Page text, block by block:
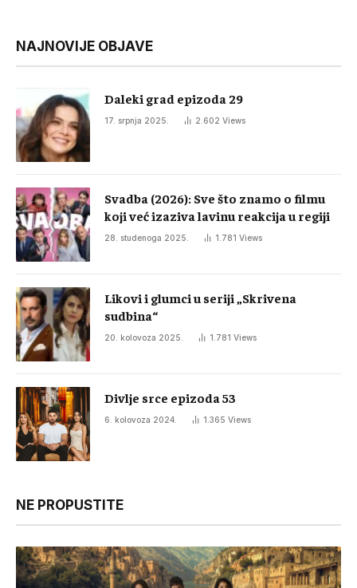
NAJNOVIJE OBJAVE
Daleki grad epizoda 29
17. srpnja 2025. 2.602 Views
Svadba (2026): Sve što znamo o filmu
koji već izaziva lavinu reakcija u regiji
28. studenoga 2025. 1.781 Views
Likovi i glumci u seriji „Skrivena
sudbina“
20. kolovoza 2025. 1.781 Views
Divlje srce epizoda 53
6. kolovoza 2024. 1.365 Views
NE PROPUSTITE